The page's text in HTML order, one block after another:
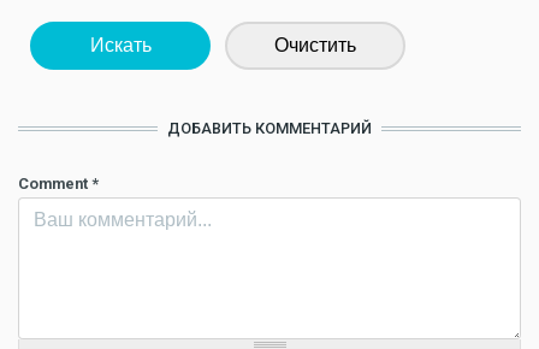
Искать Очистить
ДОБАВИТЬ КОММЕНТАРИЙ
Comment *